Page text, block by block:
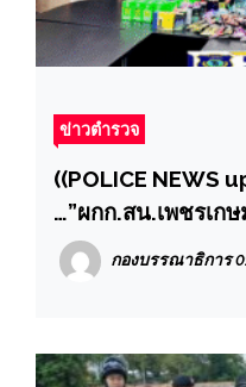
ข่าวตำรวจ
((POLICE NEWS
…”ผกก.สน.เพชรเก
วินเทจบังหน้า ลอบ
ออนไลน์ ซุกของไว้
กองบรรณาธิการ